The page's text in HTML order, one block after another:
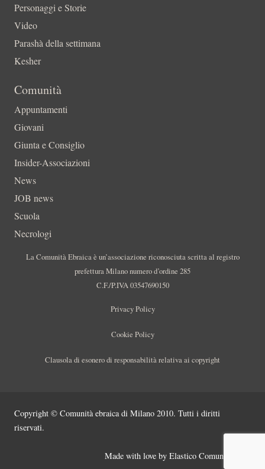
Personaggi e Storie
Video
Parashà della settimana
Kesher
Comunità
Appuntamenti
Giovani
Giunta e Consiglio
Insider-Associazioni
News
JOB news
Scuola
Necrologi
La Comunità Ebraica è un’associazione riconosciuta scritta al registro
prefettura Milano numero d’ordine 285
C.F./P.IVA 03547690150
Privacy Policy
Cookie Policy
Clausola di esonero di responsabilità relativa ai copyright
Copyright © Comunità ebraica di Milano 2010. Tutti i diritti
riservati.
Made with love by Elastico Comunicazione